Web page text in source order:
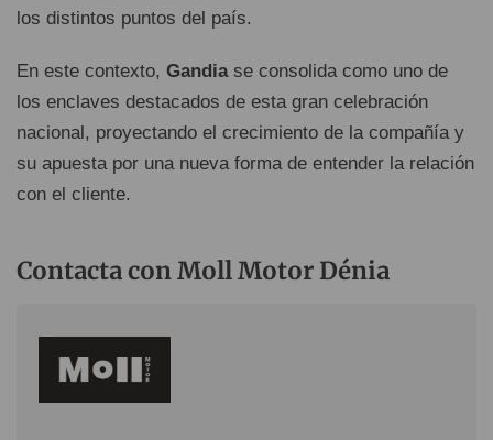
los distintos puntos del país.
En este contexto, Gandiase consolida como uno de
los enclaves destacados de esta gran celebración
nacional, proyectando el crecimiento de la compañía y
su apuesta por una nueva forma de entender la relación
con el cliente.
Contacta con Moll Motor Dénia